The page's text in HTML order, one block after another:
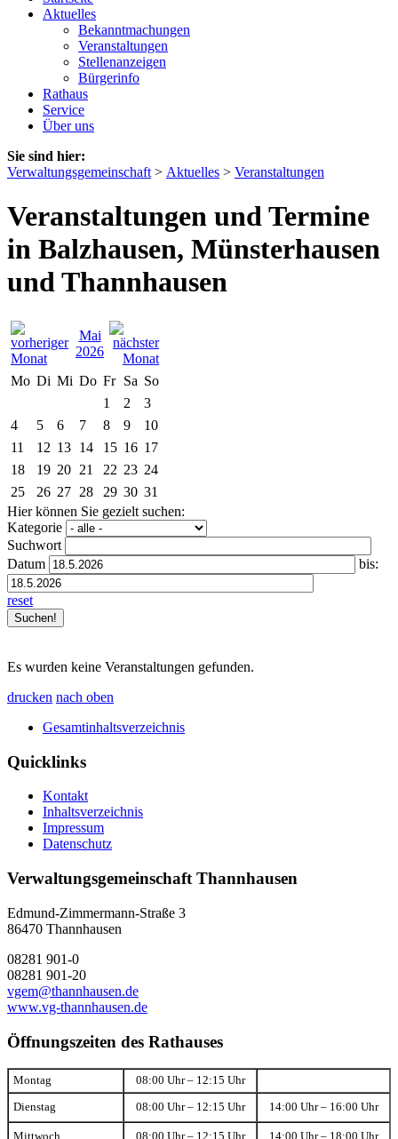
Aktuelles
Bekanntmachungen
Veranstaltungen
Stellenanzeigen
Bürgerinfo
Rathaus
Service
Über uns
Sie sind hier:
Verwaltungsgemeinschaft > Aktuelles > Veranstaltungen
Veranstaltungen und Termine
in Balzhausen, Münsterhausen
und Thannhausen
Mai
2026
Mo Di Mi Do Fr Sa So
1
2
3
4
5 6 7 8 9
10
11
12 13 14 15 16 17
18
19 20 21 22 23 24
25
26 27 28 29 30 31
Hier können Sie gezielt suchen:
Kategorie
Suchwort
Datum
bis:
reset
Es wurden keine Veranstaltungen gefunden.
drucken nach oben
Gesamtinhaltsverzeichnis
Quicklinks
Kontakt
Inhaltsverzeichnis
Impressum
Datenschutz
Verwaltungsgemeinschaft Thannhausen
Edmund-Zimmermann-Straße 3
86470 Thannhausen
08281 901-0
08281 901-20
vgem@thannhausen.de
www.vg-thannhausen.de
Öffnungszeiten des Rathauses
Montag 08:00 Uhr – 12:15 Uhr
Dienstag 08:00 Uhr – 12:15 Uhr 14:00 Uhr – 16:00 Uhr